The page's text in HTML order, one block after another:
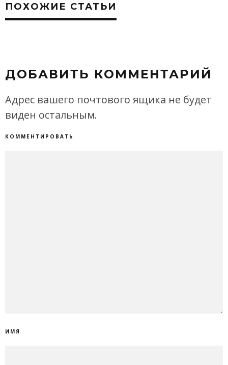
ПОХОЖИЕ СТАТЬИ
ДОБАВИТЬ КОММЕНТАРИЙ
Адрес вашего почтового ящика не будет
виден остальным.
КОММЕНТИРОВАТЬ
ИМЯ